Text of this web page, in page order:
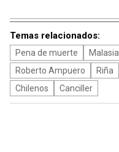
Temas relacionados:
Pena de muerte Malasia
Roberto Ampuero
Riña
Chilenos
Canciller